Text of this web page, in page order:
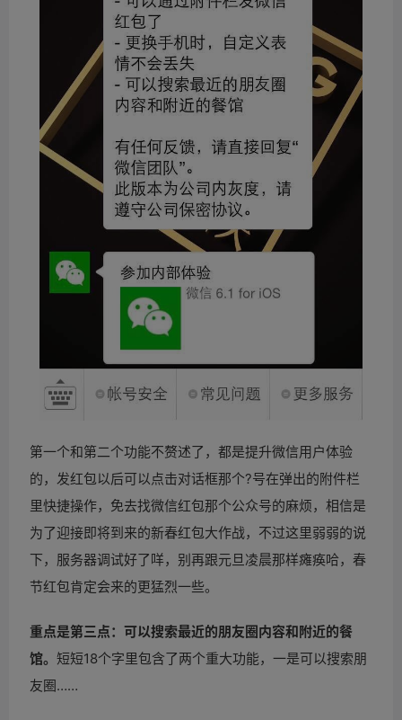
第一个和第二个功能不赘述了，都是提升微信用户体验
的，发红包以后可以点击对话框那个?号在弹出的附件栏
里快捷操作，免去找微信红包那个公众号的麻烦，相信是
为了迎接即将到来的新春红包大作战，不过这里弱弱的说
下，服务器调试好了咩，别再跟元旦凌晨那样瘫痪哈，春
节红包肯定会来的更猛烈一些。
重点是第三点：可以搜索最近的朋友圈内容和附近的餐
馆。 短短18个字里包含了两个重大功能，一是可以搜索朋
友圈……